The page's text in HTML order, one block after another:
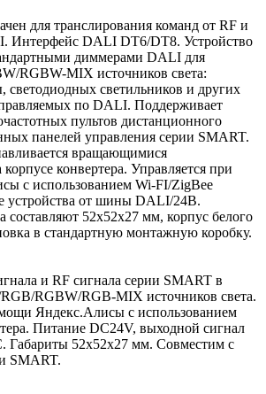
для транслирования команд от RF и
Интерфейс DALI DT6/DT8. Устройство
диммерами DALI для
RGBW-MIX источников света:
светодиодных светильников и других
по DALI. Поддерживает
пультов дистанционного
панелей управления серии SMART.
вращающимися
конвертера. Управляется при
с использованием Wi-FI/ZigBee
устройства от шины DALI/24В.
составляют 52х52х27 мм, корпус белого
в стандартную монтажную коробку.
и RF сигнала серии SMART в
RGBW/RGB-MIX источников света.
Яндекс.Алисы с использованием
Питание DC24V, выходной сигнал
Габариты 52х52х27 мм. Совместим с
SMART.